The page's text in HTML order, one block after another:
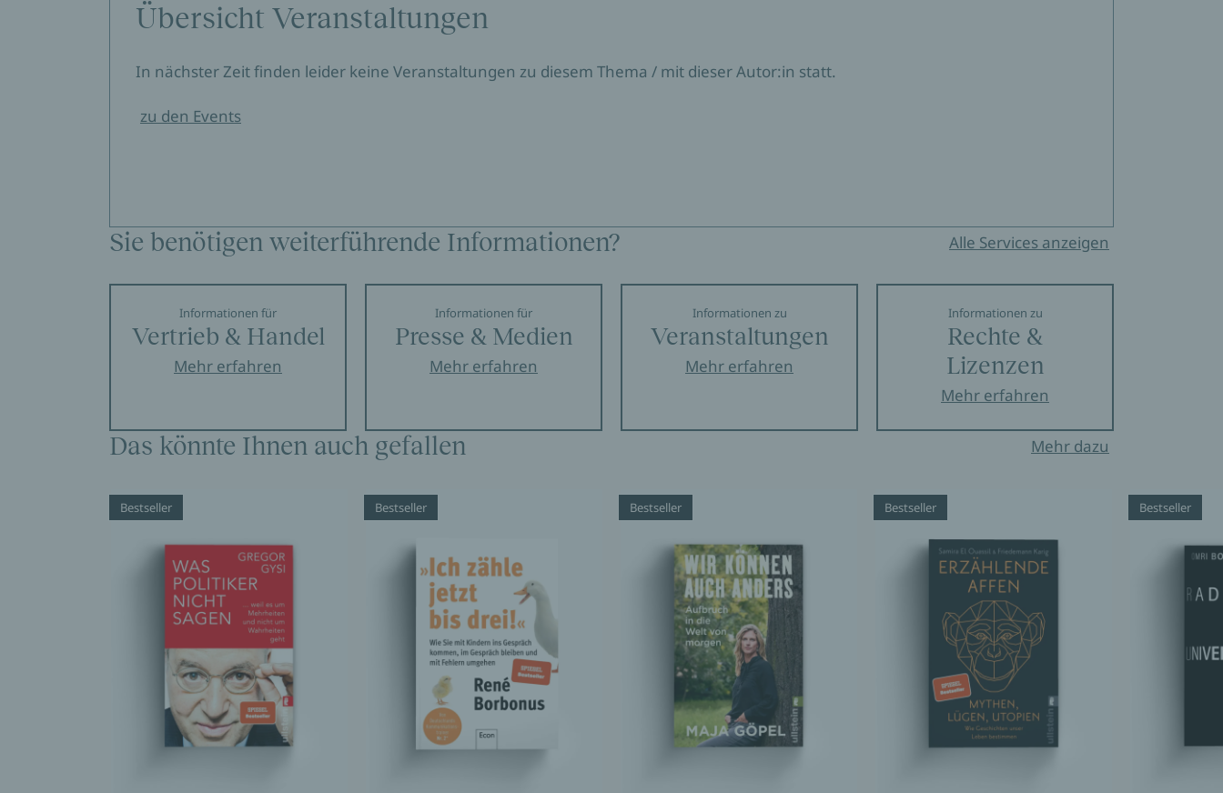
Übersicht Veranstaltungen
In nächster Zeit finden leider keine Veranstaltungen zu diesem Thema / mit dieser Autor:in statt.
zu den Events
Sie benötigen weiterführende Informationen? Alle Services anzeigen
Informationen für
Vertrieb & Handel
Mehr erfahren
Informationen für
Presse & Medien
Mehr erfahren
Informationen zu
Veranstaltungen
Mehr erfahren
Informationen zu
Rechte &
Lizenzen
Mehr erfahren
Das könnte Ihnen auch gefallen Mehr dazu
Bestseller Bestseller Bestseller Bestseller Bestseller